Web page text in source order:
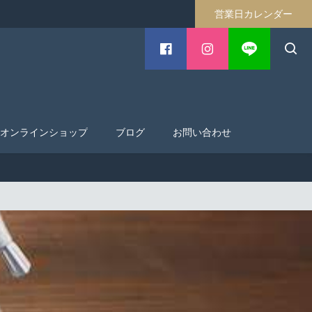
営業日カレンダー
オンラインショップ ブログ お問い合わせ